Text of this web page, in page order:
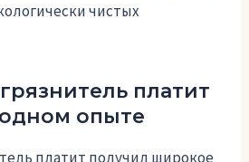
чистых
платит
опыте
платит получил широкое